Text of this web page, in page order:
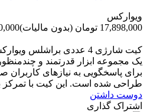
ویوارکس
17,898,000 تومان
(بدون مالیات)
یک مجموعه ابزار قدرتمند و
برای پاسخگویی به نیازهای کاربران
طراحی شده است. این کیت با تمرکز
دوست داشتن
اشتراک گذاری